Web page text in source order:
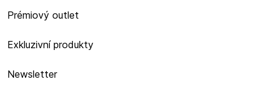
Prémiový outlet
Exkluzivní produkty
Newsletter